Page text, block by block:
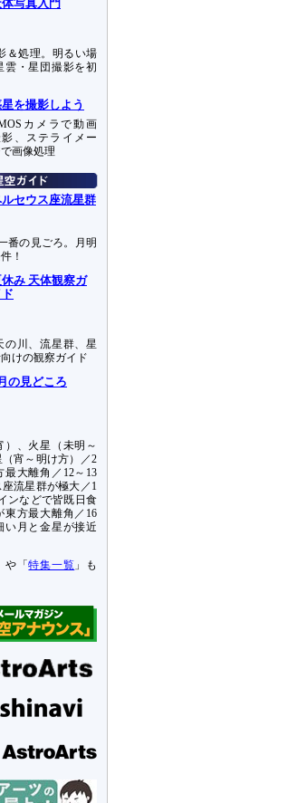
体写真入門
＆処理。明るい場
雲・星団撮影を初
を撮影しよう
カメラで動画
、ステライメー
画像処理
セウス座流星群
番の見ごろ。月明
！
み 天体観察ガ
の川、流星群、星
けの観察ガイド
の見どころ
）、火星（未明～
宵～明け方）／2
最大離角／12～13
流星群が極大／1
ンなどで皆既日食
東方最大離角／16
い月と金星が接近
や「特集一覧 」も